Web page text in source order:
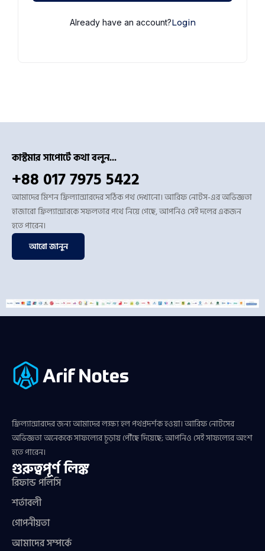
Already have an account?Login
কাস্টমার সাপোর্টে কথা বলুন...
+88 017 7975 5422
আমাদের মিশন ফ্রিল্যান্সারদের সঠিক পথ দেখানো। আরিফ নোটস-এর অভিজ্ঞতা
হাজারো ফ্রিল্যান্সারকে সফলতার পথে নিয়ে গেছে, আপনিও সেই দলের একজন
হতে পারেন।
আরো জানুন
ফ্রিল্যান্সারদের জন্য আমাদের লক্ষ্য হল পথপ্রদর্শক হওয়া। আরিফ নোটসের
অভিজ্ঞতা অনেককে সাফল্যের চূড়ায় পৌঁছে দিয়েছে; আপনিও সেই সাফল্যের অংশ
হতে পারেন।
গুরুত্বপূর্ণ লিঙ্ক
রিফান্ড পলিসি
শর্তাবলী
গোপনীয়তা
আমাদের সম্পর্কে